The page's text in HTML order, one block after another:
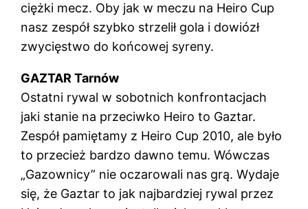
ciężki mecz. Oby jak w meczu na Heiro Cup
nasz zespół szybko strzelił gola i dowiózł
zwycięstwo do końcowej syreny.
GAZTAR Tarnów
Ostatni rywal w sobotnich konfrontacjach
jaki stanie na przeciwko Heiro to Gaztar.
Zespół pamiętamy z Heiro Cup 2010, ale było
to przecież bardzo dawno temu. Wówczas
„Gazownicy” nie oczarowali nas grą. Wydaje
się, że Gaztar to jak najbardziej rywal przez